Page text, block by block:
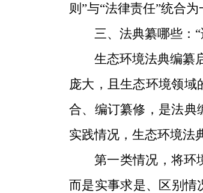
则”与“法律责任”统合
三、法典纂哪些：
生态环境法典编纂
庞大，且生态环境领
合、编订纂修，是法典
实践情况，生态环境法
第一类情况，将环
而是实事求是、区别情